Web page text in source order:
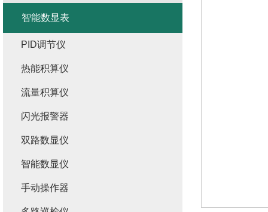
智能数显表
PID调节仪
热能积算仪
流量积算仪
闪光报警器
双路数显仪
智能数显仪
手动操作器